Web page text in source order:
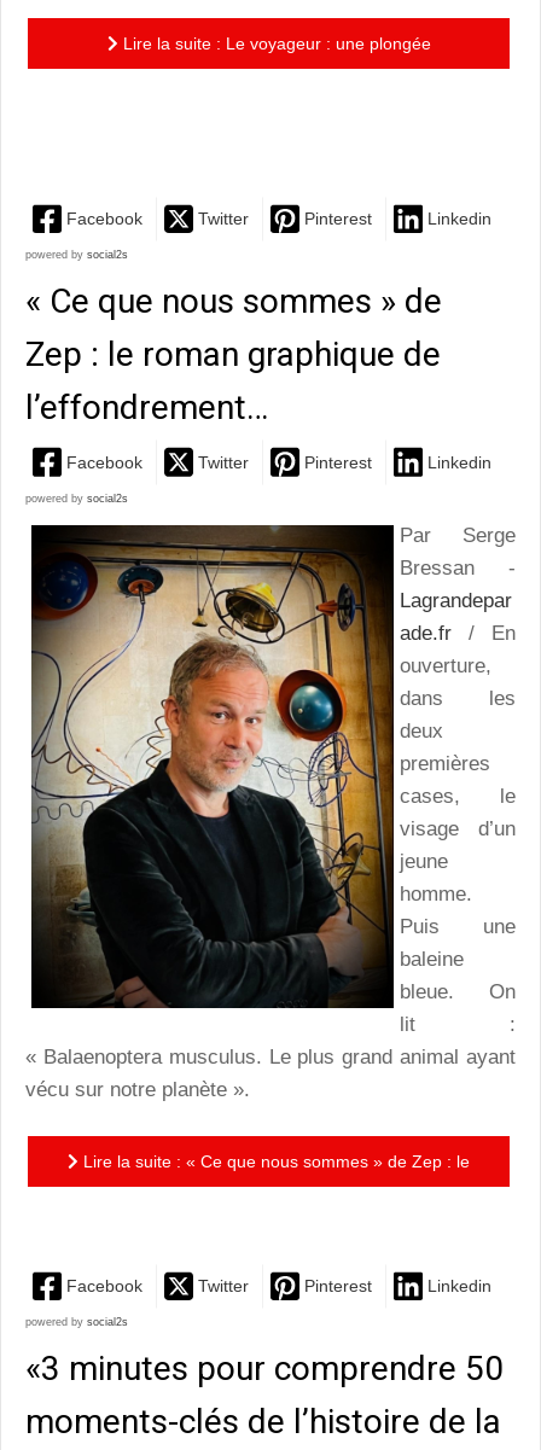
Lire la suite : Le voyageur : une plongée
Facebook Twitter Pinterest Linkedin
powered by social2s
« Ce que nous sommes » de
Zep : le roman graphique de
l’effondrement…
Facebook Twitter Pinterest Linkedin
powered by social2s
Par Serge
Bressan -
Lagrandepar
ade.fr / En
ouverture,
dans les
deux
premières
cases, le
visage d’un
jeune
homme.
Puis une
baleine
bleue. On
lit :
« Balaenoptera musculus. Le plus grand animal ayant
vécu sur notre planète ».
Lire la suite : « Ce que nous sommes » de Zep : le
Facebook Twitter Pinterest Linkedin
powered by social2s
«3 minutes pour comprendre 50
moments-clés de l’histoire de la